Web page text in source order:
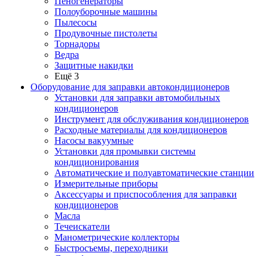
Полоуборочные машины
Пылесосы
Продувочные пистолеты
Торнадоры
Ведра
Защитные накидки
Ещё 3
Оборудование для заправки автокондиционеров
Установки для заправки автомобильных
кондиционеров
Инструмент для обслуживания кондиционеров
Расходные материалы для кондиционеров
Насосы вакуумные
Установки для промывки системы
кондиционирования
Автоматические и полуавтоматические станции
Измерительные приборы
Аксессуары и приспособления для заправки
кондиционеров
Масла
Течеискатели
Манометрические коллекторы
Быстросъемы, переходники